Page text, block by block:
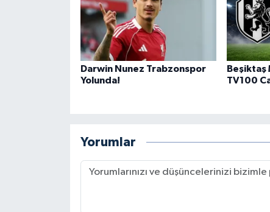
Darwin Nunez Trabzonspor
Yolunda!
Beşiktaş
TV100
Yorumlar